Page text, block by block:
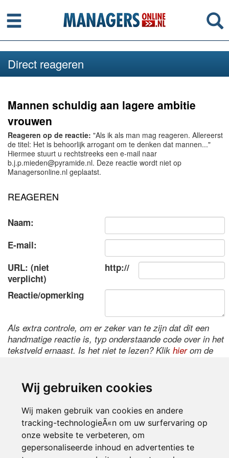
Wij gebruiken cookies
Wij maken gebruik van cookies en andere
tracking-technologieÃ«n om uw surfervaring op
onze website te verbeteren, om
gepersonaliseerde inhoud en advertenties te
Menu
Direct reageren
Mannen schuldig aan lagere ambitie
vrouwen
Reageren op de reactie: "Als ik als man mag reageren. Allereerst
de titel: Het is behoorlijk arrogant om te denken dat mannen..."
Hiermee stuurt u rechtstreeks een e-mail naar
b.j.p.mieden@pyramide.nl. Deze reactie wordt niet op
Managersonline.nl geplaatst.
REAGEREN
Naam:
E-mail:
URL: (niet
verplicht)
http://
Reactie/opmerking
Als extra controle, om er zeker van te zijn dat dit een
handmatige reactie is, typ onderstaande code over in het
tekstveld ernaast. Is het niet te lezen? Klik hierom de